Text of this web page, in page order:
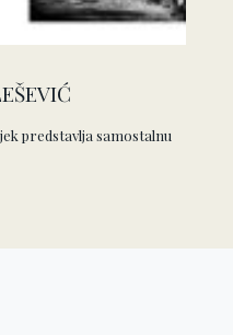
predstavlja samostalnu